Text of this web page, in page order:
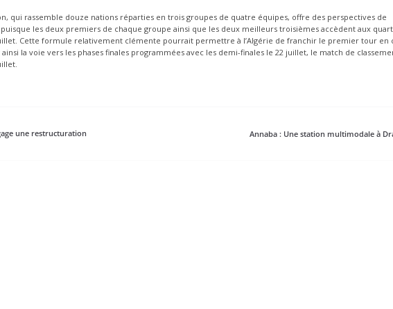
qui rassemble douze nations réparties en trois groupes de quatre équipes, offre des perspectives de
les deux premiers de chaque groupe ainsi que les deux meilleurs troisièmes accèdent aux
Cette formule relativement clémente pourrait permettre à l’Algérie de franchir le premier tour en
la voie vers les phases finales programmées avec les demi-finales le 22 juillet, le match de
une restructuration Annaba : Une station multimodale à